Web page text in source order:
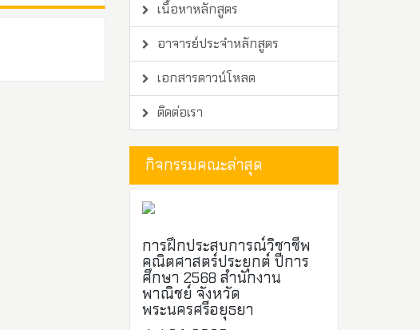
เนื้อหาหลักสูตร
อาจารย์ประจำหลักสูตร
เอกสารดาวน์โหลด
ติดต่อเรา
กิจกรรมคณะล่าสุด
การฝึกประสบการณ์วิชาชีพ
คณิตศาสตร์ประยุกต์ ปีการ
ศึกษา 2568 สำนักงาน
พาณิชย์ จังหวัด
พระนครศรีอยุธยา